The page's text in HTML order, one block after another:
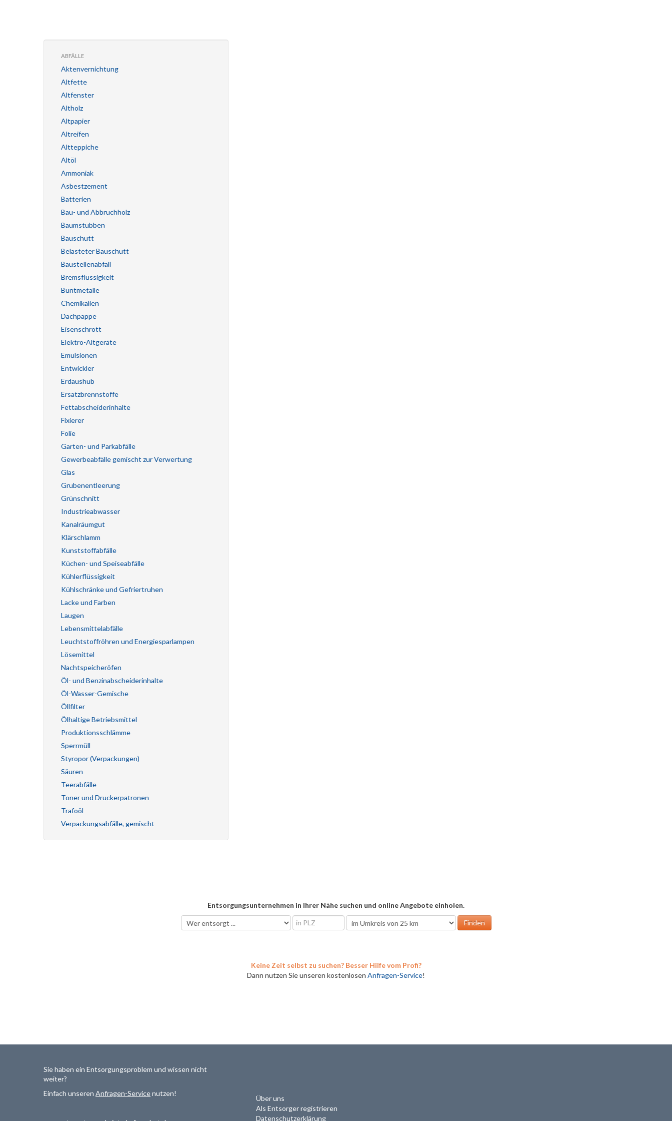
ABFÄLLE
Aktenvernichtung
Altfette
Altfenster
Altholz
Altpapier
Altreifen
Altteppiche
Altöl
Ammoniak
Asbestzement
Batterien
Bau- und Abbruchholz
Baumstubben
Bauschutt
Belasteter Bauschutt
Baustellenabfall
Bremsflüssigkeit
Buntmetalle
Chemikalien
Dachpappe
Eisenschrott
Elektro-Altgeräte
Emulsionen
Entwickler
Erdaushub
Ersatzbrennstoffe
Fettabscheiderinhalte
Fixierer
Folie
Garten- und Parkabfälle
Gewerbeabfälle gemischt zur Verwertung
Glas
Grubenentleerung
Grünschnitt
Industrieabwasser
Kanalräumgut
Klärschlamm
Kunststoffabfälle
Küchen- und Speiseabfälle
Kühlerflüssigkeit
Kühlschränke und Gefriertruhen
Lacke und Farben
Laugen
Lebensmittelabfälle
Leuchtstoffröhren und Energiesparlampen
Lösemittel
Nachtspeicheröfen
Öl- und Benzinabscheiderinhalte
Öl-Wasser-Gemische
Öllfilter
Ölhaltige Betriebsmittel
Produktionsschlämme
Sperrmüll
Styropor (Verpackungen)
Säuren
Teerabfälle
Toner und Druckerpatronen
Trafoöl
Verpackungsabfälle, gemischt
Entsorgungsunternehmen in Ihrer Nähe suchen und online Angebote einholen.
Keine Zeit selbst zu suchen? Besser Hilfe vom Profi?
Dann nutzen Sie unseren kostenlosen Anfragen-Service!
Sie haben ein Entsorgungsproblem und wissen nicht
weiter?
Einfach unseren Anfragen-Servicenutzen!
Über uns
Als Entsorger registrieren
Datenschutzerklärung